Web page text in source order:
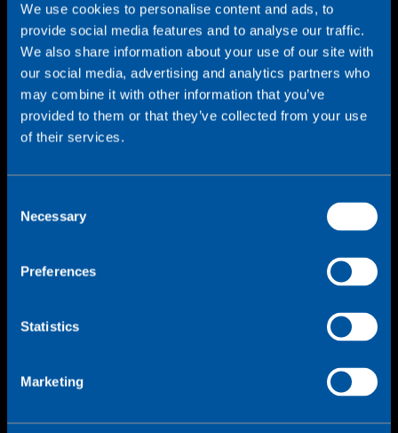
We use cookies to personalise content and ads, to
provide social media features and to analyse our traffic.
We also share information about your use of our site with
our social media, advertising and analytics partners who
may combine it with other information that you’ve
provided to them or that they’ve collected from your use
of their services.
Necessary
Preferences
Statistics
Marketing
voor zorgtoepassingen